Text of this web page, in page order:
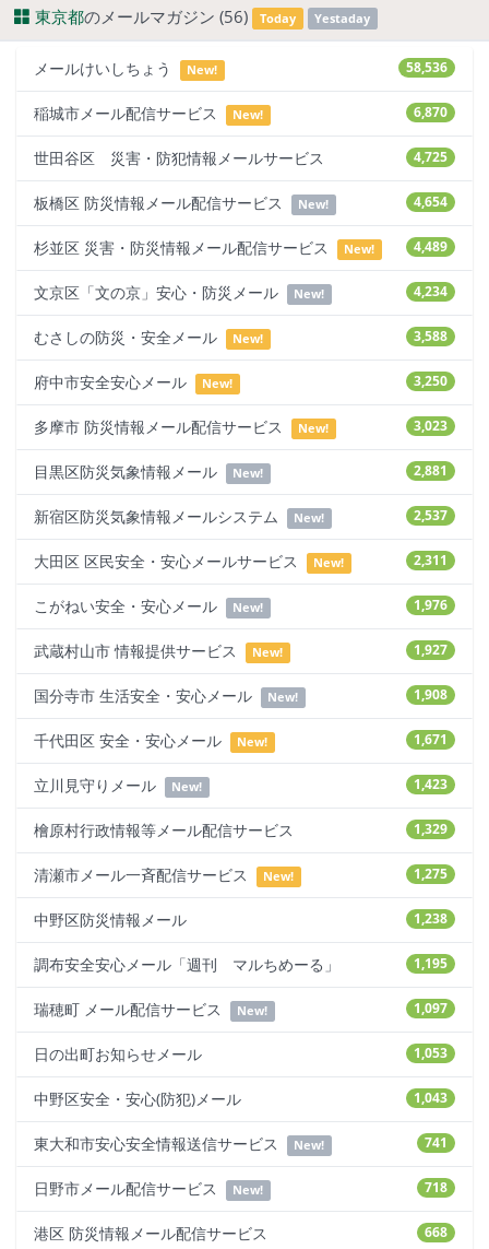
東京都のメールマガジン (56) Today Yestaday
58,536
メールけいしちょう New!
6,870
稲城市メール配信サービス New!
4,725
世田谷区 災害・防犯情報メールサービス
4,654
板橋区 防災情報メール配信サービス New!
4,489
杉並区 災害・防災情報メール配信サービス New!
4,234
文京区「文の京」安心・防災メール New!
3,588
むさしの防災・安全メール New!
3,250
府中市安全安心メール New!
3,023
多摩市 防災情報メール配信サービス New!
2,881
目黒区防災気象情報メール New!
2,537
新宿区防災気象情報メールシステム New!
2,311
大田区 区民安全・安心メールサービス New!
1,976
こがねい安全・安心メール New!
1,927
武蔵村山市 情報提供サービス New!
1,908
国分寺市 生活安全・安心メール New!
1,671
千代田区 安全・安心メール New!
1,423
立川見守りメール New!
1,329
檜原村行政情報等メール配信サービス
1,275
清瀬市メール一斉配信サービス New!
1,238
中野区防災情報メール
1,195
調布安全安心メール「週刊 マルちめーる」
1,097
瑞穂町 メール配信サービス New!
1,053
日の出町お知らせメール
1,043
中野区安全・安心(防犯)メール
741
東大和市安心安全情報送信サービス New!
718
日野市メール配信サービス New!
668
港区 防災情報メール配信サービス